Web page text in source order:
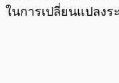
ในการเปลี่ยนแปลง